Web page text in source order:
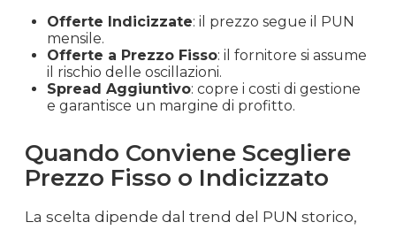
Gennaio
2020
€ 0.047 € 47.47 +9.5%
Dicembre
Novembre
Offerte Indicizzate: il prezzo segue il PUN
mensile.
Offerte a Prezzo Fisso: il fornitore si assume
il rischio delle oscillazioni.
Spread Aggiuntivo: copre i costi di gestione
e garantisce un margine di profitto.
Quando Conviene Scegliere
Prezzo Fisso o Indicizzato
La scelta dipende dal trend del PUN storico,